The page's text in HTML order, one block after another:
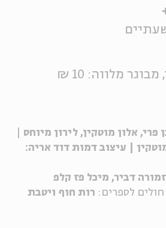
פרי, אלון מוטקין, לירון מיוחס
| עיצוב דמות דוד אריה:
דביר, מיכל פז קלפ
חולים לספרים: רות חוף ויטבת